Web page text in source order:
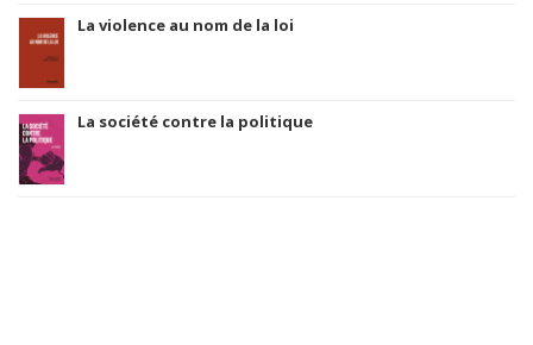
La violence au nom de la loi
La société contre la politique